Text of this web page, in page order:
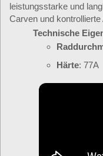
leistungsstarke und
Carven und kontrollierte
Technische
Härte: 77A